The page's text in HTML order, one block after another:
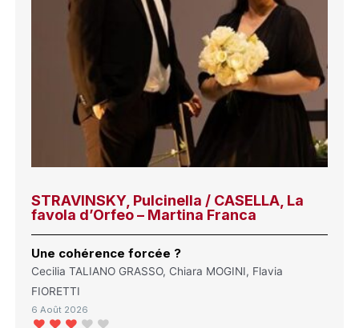
STRAVINSKY, Pulcinella / CASELLA, La
favola d’Orfeo – Martina Franca
Une cohérence forcée ?
Cecilia TALIANO GRASSO, Chiara MOGINI, Flavia
FIORETTI
6 Août 2026